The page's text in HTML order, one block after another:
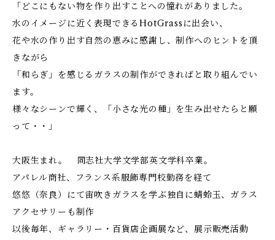
「どこにもない物を作り出すことへの憧れがありました。
水のイメージに近く表現できるHotGrassに出会い、
花や水の作り出す自然の恵みに感謝し、制作へのヒントを頂
きながら
「和らぎ」を感じるガラスの制作ができればと取り組んでい
ます。
様々なシーンで輝く、「小さな光の種」を生み出せたらと願
って・・」
大阪生まれ。 同志社大学文学部英文学科卒業。
アパレル商社、フランス系服飾専門校勤務を経て
悠悠（奈良）にて宙吹きガラスを学ぶ独自に蜻蛉玉、ガラス
アクセサリーも制作
以後毎年、ギャラリー・百貨店企画展など、展示販売活動